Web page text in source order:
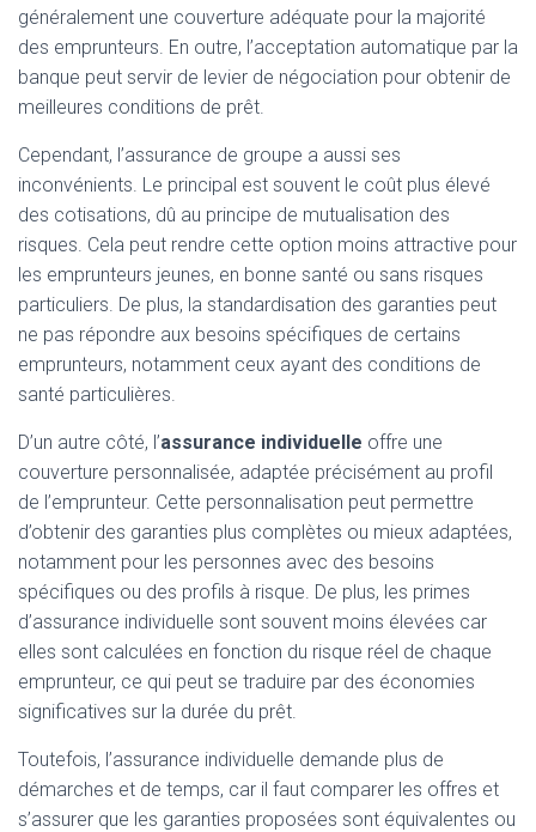
généralement une couverture adéquate pour la majorité
des emprunteurs. En outre, l’acceptation automatique par la
banque peut servir de levier de négociation pour obtenir de
meilleures conditions de prêt.
Cependant, l’assurance de groupe a aussi ses
inconvénients. Le principal est souvent le coût plus élevé
des cotisations, dû au principe de mutualisation des
risques. Cela peut rendre cette option moins attractive pour
les emprunteurs jeunes, en bonne santé ou sans risques
particuliers. De plus, la standardisation des garanties peut
ne pas répondre aux besoins spécifiques de certains
emprunteurs, notamment ceux ayant des conditions de
santé particulières.
D’un autre côté, l’assurance individuelle offre une
couverture personnalisée, adaptée précisément au profil
de l’emprunteur. Cette personnalisation peut permettre
d’obtenir des garanties plus complètes ou mieux adaptées,
notamment pour les personnes avec des besoins
spécifiques ou des profils à risque. De plus, les primes
d’assurance individuelle sont souvent moins élevées car
elles sont calculées en fonction du risque réel de chaque
emprunteur, ce qui peut se traduire par des économies
significatives sur la durée du prêt.
Toutefois, l’assurance individuelle demande plus de
démarches et de temps, car il faut comparer les offres et
s’assurer que les garanties proposées sont équivalentes ou